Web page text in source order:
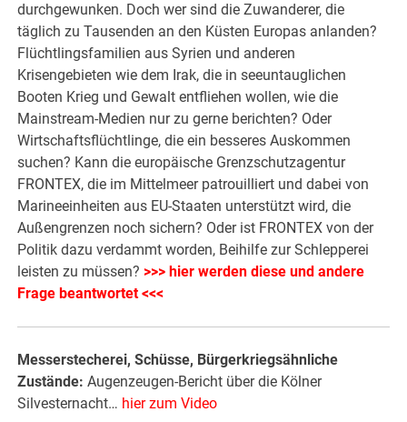
durchgewunken. Doch wer sind die Zuwanderer, die
täglich zu Tausenden an den Küsten Europas anlanden?
Flüchtlingsfamilien aus Syrien und anderen
Krisengebieten wie dem Irak, die in seeuntauglichen
Booten Krieg und Gewalt entfliehen wollen, wie die
Mainstream-Medien nur zu gerne berichten? Oder
Wirtschaftsflüchtlinge, die ein besseres Auskommen
suchen? Kann die europäische Grenzschutzagentur
FRONTEX, die im Mittelmeer patrouilliert und dabei von
Marineeinheiten aus EU-Staaten unterstützt wird, die
Außengrenzen noch sichern? Oder ist FRONTEX von der
Politik dazu verdammt worden, Beihilfe zur Schlepperei
leisten zu müssen? >>> hier werden diese und andere
Frage beantwortet <<<
Messerstecherei, Schüsse, Bürgerkriegsähnliche
Zustände: Augenzeugen-Bericht über die Kölner
Silvesternacht… hier zum Video